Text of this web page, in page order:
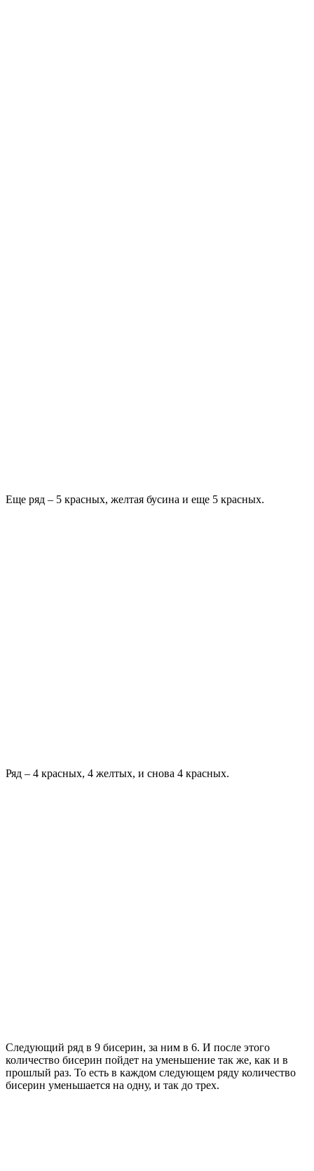
Еще ряд – 5 красных, желтая бусина и еще 5 красных.
Ряд – 4 красных, 4 желтых, и снова 4 красных.
Следующий ряд в 9 бисерин, за ним в 6. И после этого
количество бисерин пойдет на уменьшение так же, как и в
прошлый раз. То есть в каждом следующем ряду количество
бисерин уменьшается на одну, и так до трех.